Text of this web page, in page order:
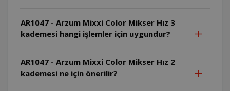
AR1047 - Arzum Mixxi Color Mikser Hız 3
kademesi hangi işlemler için uygundur?
AR1047 - Arzum Mixxi Color Mikser Hız 2
kademesi ne için önerilir?